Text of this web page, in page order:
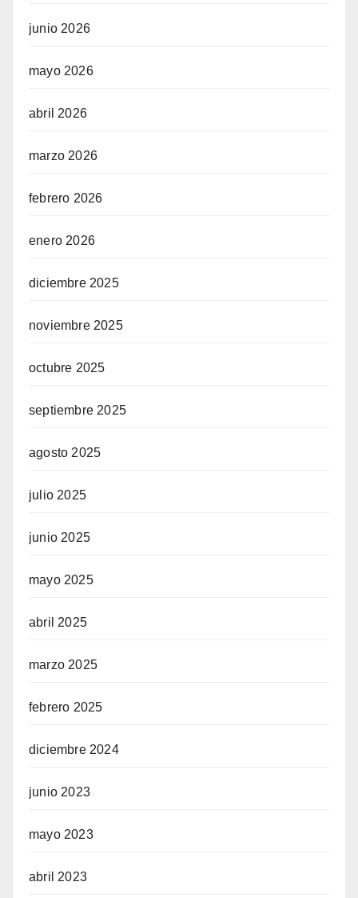
junio 2026
mayo 2026
abril 2026
marzo 2026
febrero 2026
enero 2026
diciembre 2025
noviembre 2025
octubre 2025
septiembre 2025
agosto 2025
julio 2025
junio 2025
mayo 2025
abril 2025
marzo 2025
febrero 2025
diciembre 2024
junio 2023
mayo 2023
abril 2023